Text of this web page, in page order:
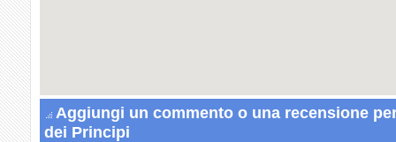
Aggiungi un commento o una recensione
dei Principi